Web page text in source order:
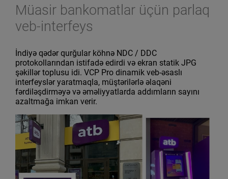
Müasir bankomatlar üçün parlaq
veb-interfeys
İndiyə qədər qurğular köhnə NDC / DDC
protokollarından istifadə edirdi və ekran statik JPG
şəkillər toplusu idi. VCP Pro dinamik veb-əsaslı
interfeyslər yaratmaqla, müştərilərlə əlaqəni
fərdiləşdirməyə və əməliyyatlarda addımların sayını
azaltmağa imkan verir.